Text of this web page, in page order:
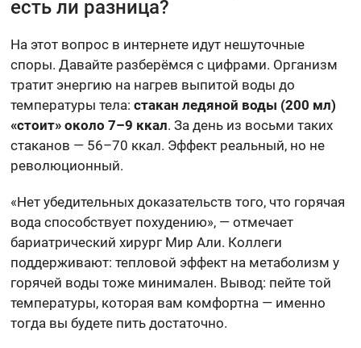
есть ли разница?
На этот вопрос в интернете идут нешуточные
споры. Давайте разберёмся с цифрами. Организм
тратит энергию на нагрев выпитой воды до
температуры тела:стакан ледяной воды (200 мл)
«стоит» около 7–9 ккал. За день из восьми таких
стаканов — 56–70 ккал. Эффект реальный, но не
революционный.
«Нет убедительных доказательств того, что горячая
вода способствует похудению», — отмечает
бариатрический хирург Мир Али. Коллеги
поддерживают: тепловой эффект на метаболизм у
горячей воды тоже минимален. Вывод: пейте той
температуры, которая вам комфортна — именно
тогда вы будете пить достаточно.